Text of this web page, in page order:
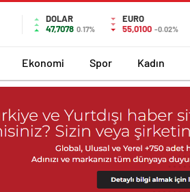
DOLAR
47,7078 0.17%
EURO
55,0100 -0.02%
Ekonomi Spor Kadın